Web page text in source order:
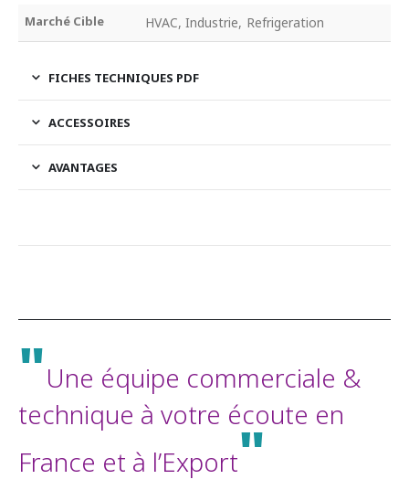
Marché Cible HVAC, Industrie, Refrigeration
FICHES TECHNIQUES PDF
ACCESSOIRES
AVANTAGES
"Une équipe commerciale &
technique à votre écoute en
France et à l’Export"